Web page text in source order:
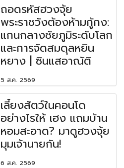
ถอดรหัสฮวงจุ้ย
พระราชวังต้องห้ามกู้กง:
แกนกลางชัยภูมิระดับโลก
และการจัดสมดุลหยิน
หยาง | ซินแสอาณัติ
5 ส.ค. 2569
เลี้ยงสัตว์ในคอนโด
อย่างไรให้ เฮง แถมบ้าน
หอมสะอาด? มาดูฮวงจุ้ย
มุมเจ้านายกัน!
6 ส.ค. 2569